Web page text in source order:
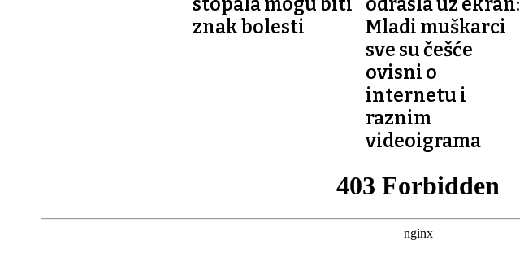
znak bolesti
Mladi muškarci
sve su češće
ovisni o
internetu i
raznim
videoigrama